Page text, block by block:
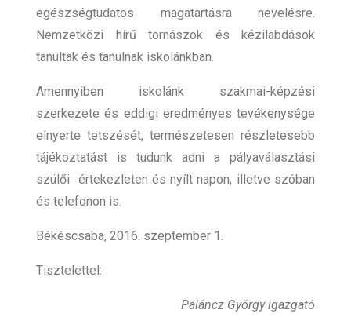
egészségtudatos magatartásra nevelésre.
Nemzetközi hírű tornászok és kézilabdások
tanultak és tanulnak iskolánkban.
Amennyiben iskolánk szakmai-képzési
szerkezete és eddigi eredményes tevékenysége
elnyerte tetszését, természetesen részletesebb
tájékoztatást is tudunk adni a pályaválasztási
szülői értekezleten és nyílt napon, illetve szóban
és telefonon is.
Békéscsaba, 2016. szeptember 1.
Tisztelettel:
Paláncz György igazgató